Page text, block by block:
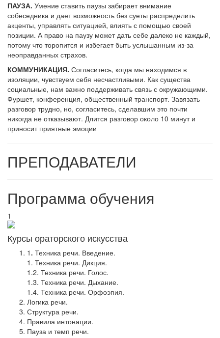
ПАУЗА. Умение ставить паузы забирает внимание
собеседника и дает возможность без суеты распределить
акценты, управлять ситуацией, влиять с помощью своей
позиции. А право на паузу может дать себе далеко не каждый,
потому что торопится и избегает быть услышанным из-за
неоправданных страхов.
КОММУНИКАЦИЯ. Согласитесь, когда мы находимся в
изоляции, чувствуем себя несчастливыми. Как существа
социальные, нам важно поддерживать связь с окружающими.
Фуршет, конференция, общественный транспорт. Завязать
разговор трудно, но, согласитесь, сделавшим это почти
никогда не отказывают. Длится разговор около 10 минут и
приносит приятные эмоции
ПРЕПОДАВАТЕЛИ
Программа обучения
1
Курсы ораторского искусства
1 . Техника речи. Введение.
1. Техника речи. Дикция.
1.2. Техника речи. Голос.
1.3. Техника речи. Дыхание.
1.4. Техника речи. Орфоэпия.
Логика речи.
Структура речи.
Правила интонации.
Пауза и темп речи.